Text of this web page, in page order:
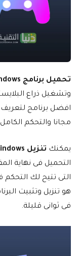
تحميل برنامج DS4Windows
افضل برنامج لتعريف
مجانا والتحكم
يمكنك تنزيل DS4Windows
التحميل فى نهاية
التى تتيح لك
هو تنزيل وتثبيت
فى ثوانى قليلة.